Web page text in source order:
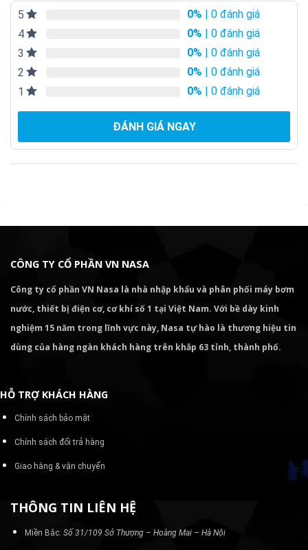
5 0% | 0 đánh giá
4
0% | 0 đánh giá
3
0% | 0 đánh giá
2
0% | 0 đánh giá
1
0% | 0 đánh giá
ĐÁNH GIÁ NGAY
CÔNG TY CỔ PHẦN VN NASA
Công ty cổ phần VN Nasa là nhà nhập khẩu và phân phối máy bơm
nước, thiết bị điện cơ, cơ khí số 1 tại Việt Nam. Với bề dày kinh
nghiệm 15 năm trong lĩnh vực này, Nasa tự hào là thương hiệu tin
dùng của hàng ngàn khách hàng trên khắp 63 tỉnh, thành phố.
HỖ TRỢ KHÁCH HÀNG
Chính sách bảo mật
Chính sách đổi trả hàng
Giao hàng & vận chuyển
THÔNG TIN LIÊN HỆ
Miền Bắc: Số 31/109 Sở Thượng – Hoàng Mai – Hà Nội